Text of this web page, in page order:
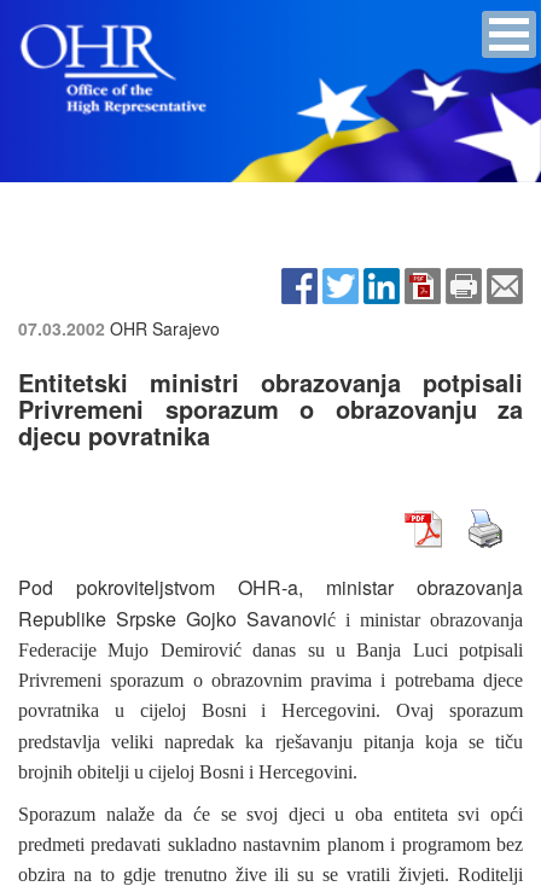
07.03.2002 OHR Sarajevo
Entitetski ministri obrazovanja potpisali
Privremeni sporazum o obrazovanju za
djecu povratnika
Pod pokroviteljstvom OHR-a, ministar obrazovanja
Republike Srpske Gojko Savanović i ministar obrazovanja
Federacije Mujo Demirović danas su u Banja Luci potpisali
Privremeni sporazum o obrazovnim pravima i potrebama djece
povratnika u cijeloj Bosni i Hercegovini. Ovaj sporazum
predstavlja veliki napredak ka rješavanju pitanja koja se tiču
brojnih obitelji u cijeloj Bosni i Hercegovini.
Sporazum nalaže da će se svoj djeci u oba entiteta svi opći
predmeti predavati sukladno nastavnim planom i programom bez
obzira na to gdje trenutno žive ili su se vratili živjeti. Roditelji